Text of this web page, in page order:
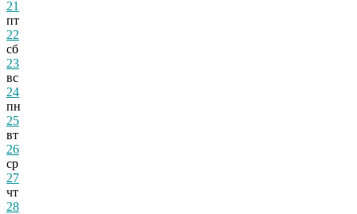
21
пт
22
сб
23
вс
24
пн
25
вт
26
ср
27
чт
28